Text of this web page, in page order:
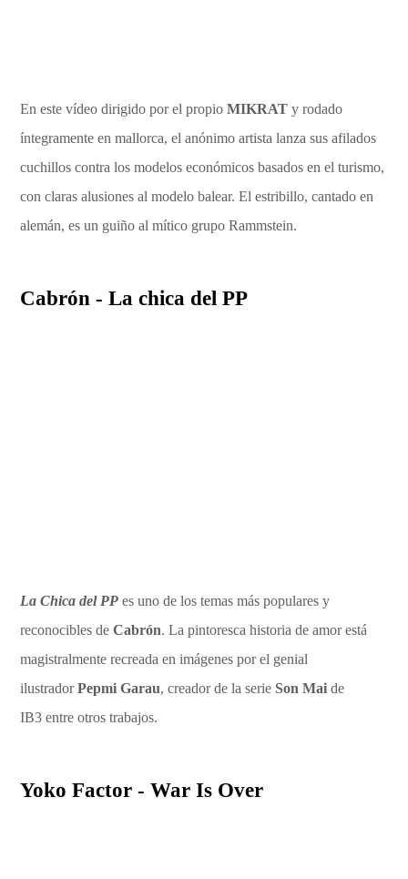
En este vídeo dirigido por el propioMIKRAT y rodado
íntegramente en mallorca, el anónimo artista lanza sus afilados
cuchillos contra los modelos económicos basados en el turismo,
con claras alusiones al modelo balear. El estribillo, cantado en
alemán, es un guiño al mítico grupo Rammstein.
Cabrón - La chica del PP
La Chica del PP es uno de los temas más populares y
reconocibles deCabrón. La pintoresca historia de amor está
magistralmente recreada en imágenes por el genial
ilustradorPepmi Garau, creador de la serie Son Maide
IB3 entre otros trabajos.
Yoko Factor - War Is Over